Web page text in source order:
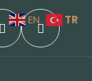
EN TR